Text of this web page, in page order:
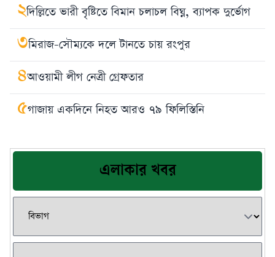
২দিল্লিতে ভারী বৃষ্টিতে বিমান চলাচল বিঘ্ন, ব্যাপক দুর্ভোগ
৩মিরাজ-সৌম্যকে দলে টানতে চায় রংপুর
৪আওয়ামী লীগ নেত্রী গ্রেফতার
৫গাজায় একদিনে নিহত আরও ৭৯ ফিলিস্তিনি
এলাকার খবর